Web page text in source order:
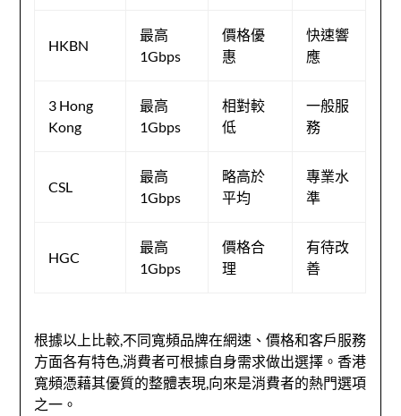
HKBN
最高
1Gbps
價格優
惠
快速響
應
3 Hong
Kong
最高
1Gbps
相對較
低
一般服
務
CSL
最高
1Gbps
略高於
平均
專業水
準
HGC
最高
1Gbps
價格合
理
有待改
善
根據以上比較,不同寬頻品牌在網速、價格和客戶服務
方面各有特色,消費者可根據自身需求做出選擇。香港
寬頻憑藉其優質的整體表現,向來是消費者的熱門選項
之一。